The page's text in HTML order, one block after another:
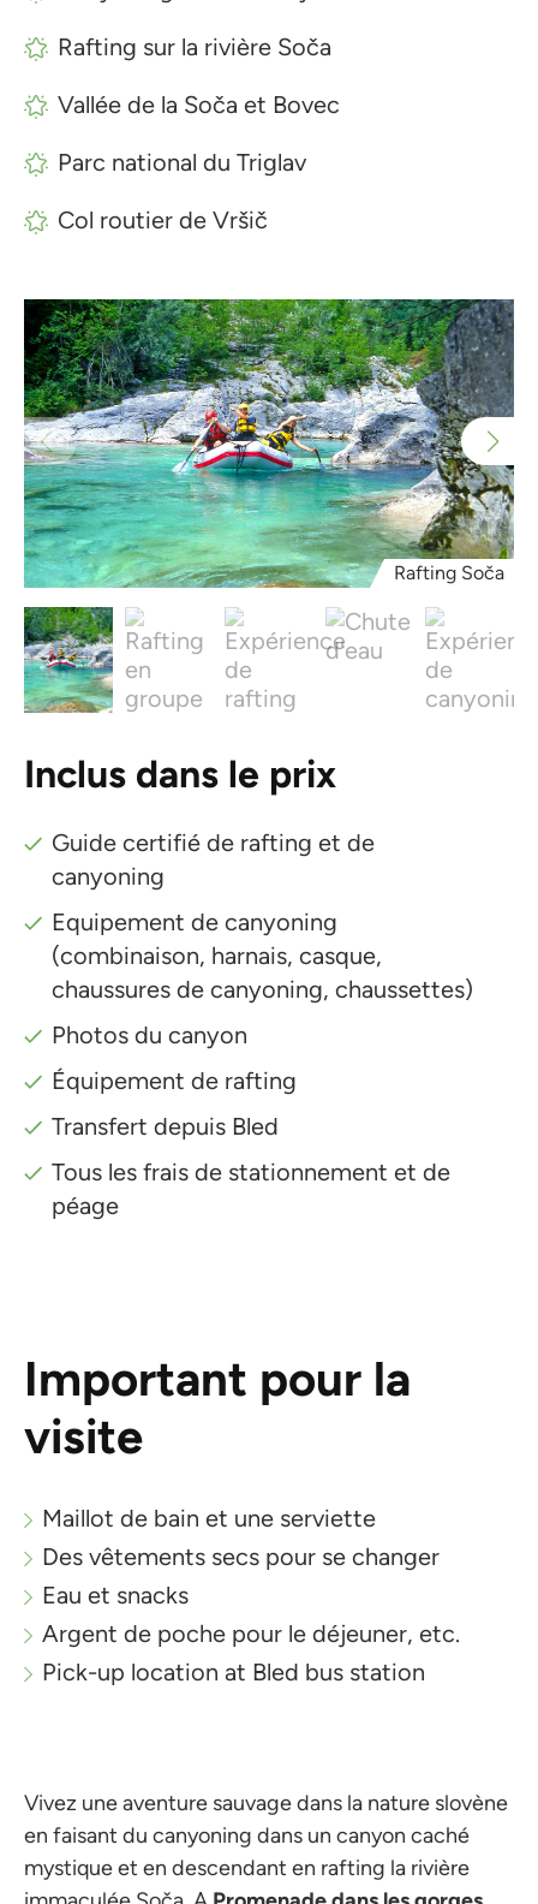
Rafting sur la rivière Soča
Vallée de la Soča et Bovec
Parc national du Triglav
Col routier de Vršič
Rafting Soča
Inclus dans le prix
Guide certifié de rafting et de
canyoning
Equipement de canyoning
(combinaison, harnais, casque,
chaussures de canyoning, chaussettes)
Photos du canyon
Équipement de rafting
Transfert depuis Bled
Tous les frais de stationnement et de
péage
Important pour la
visite
Maillot de bain et une serviette
Des vêtements secs pour se changer
Eau et snacks
Argent de poche pour le déjeuner, etc.
Pick-up location at Bled bus station
Vivez une aventure sauvage dans la nature slovène
en faisant du canyoning dans un canyon caché
mystique et en descendant en rafting la rivière